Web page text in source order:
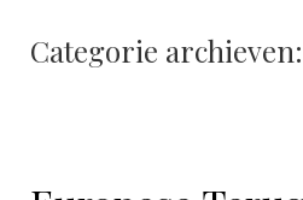
Categorie archieven: